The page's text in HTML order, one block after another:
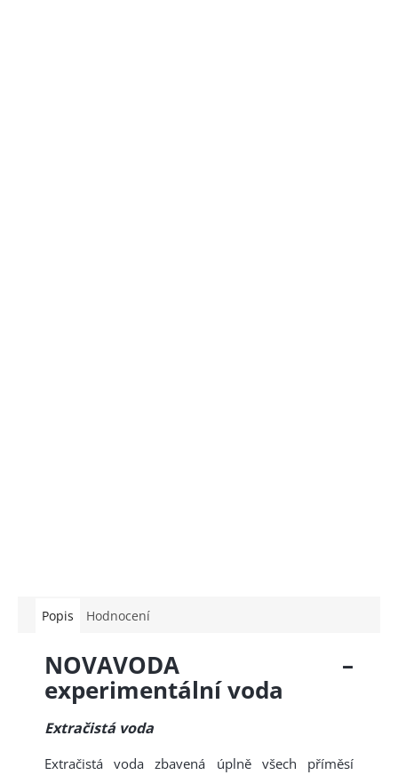
Popis Hodnocení
NOVAVODA –
experimentální voda
Extračistá voda
Extračistá voda zbavená úplně všech příměsí